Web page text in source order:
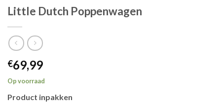
Little Dutch Poppenwagen
€69,99
Op voorraad
Product inpakken